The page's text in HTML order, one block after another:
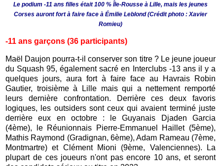
Le podium -11 ans filles était 100 % Île-Rousse à Lille, mais les jeunes
Corses auront fort à faire face à Émilie Leblond (Crédit photo : Xavier
Romieu)
-11 ans garçons (36 participants)
Maël Daujon pourra-t-il conserver son titre ? Le jeune joueur
du Squash 95, également sacré en Interclubs -13 ans il y a
quelques jours, aura fort à faire face au Havrais Robin
Gautier, troisième à Lille mais qui a nettement remporté
leurs dernière confrontation. Derrière ces deux favoris
logiques, les outsiders sont ceux qui avaient terminé juste
derrière eux en octobre : le Guyanais Djaden Garcia
(4ème), le Réunionnais Pierre-Emmanuel Haillet (5ème),
Mathis Raymond (Gradignan, 6ème), Adam Rameau (7ème,
Montmartre) et Clément Mioni (9ème, Valenciennes). La
plupart de ces joueurs n'ont pas encore 10 ans, et seront